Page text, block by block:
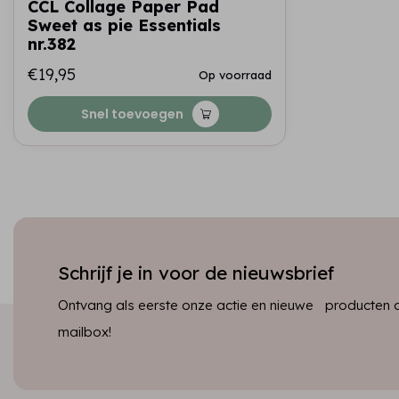
CCL Collage Paper Pad
Sweet as pie Essentials
nr.382
€19,95
Op voorraad
Snel toevoegen
Schrijf je in voor de nieuwsbrief
Ontvang als eerste onze actie en nieuwe producten
mailbox!